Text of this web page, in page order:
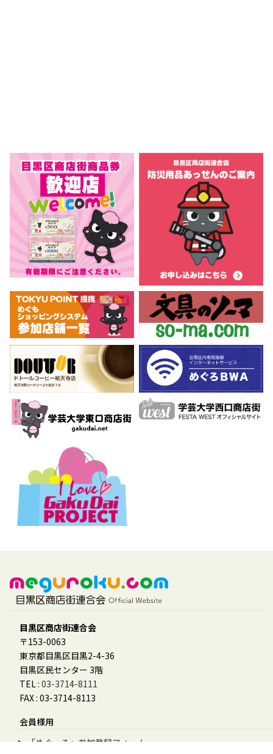
目黒区商店街連合会
〒153-0063
東京都目黒区目黒2-4-36
目黒区民センター 3階
TEL : 03-3714-8111
FAX : 03-3714-8113
会員様用
「めぐーる」参加登録フォーム